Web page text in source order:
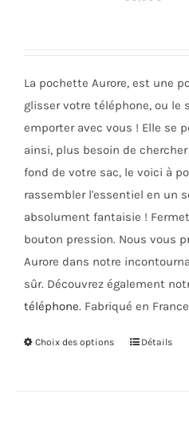
page
produit
La pochette Aurore, est une
glisser votre téléphone, ou
emporter avec vous ! Elle se
ainsi, plus besoin de
fond de votre sac, le voici à
rassembler l'essentiel en un
absolument fantaisie !
bouton pression. Nous vous
Aurore dans notre
sûr. Découvrez également
téléphone. Fabriqué en
Choix des options
CeDétails